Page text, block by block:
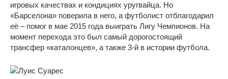
игровых качествах и кондициях уругвайца. Но
«Барселона» поверила в него, а футболист отблагодарил
её – помог в мае 2015 года выиграть Лигу Чемпионов. На
момент перехода это был самый дорогостоящий
трансфер «каталонцев», а также 3-й в истории футбола.